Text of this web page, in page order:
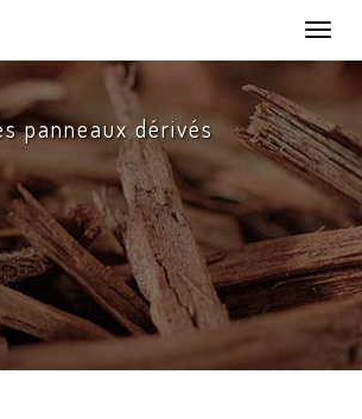
panneaux dérivés